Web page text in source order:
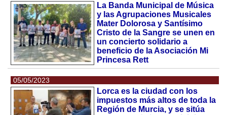
La Banda Municipal de Música
y las Agrupaciones Musicales
Mater Dolorosa y Santísimo
Cristo de la Sangre se unen en
un concierto solidario a
beneficio de la Asociación Mi
Princesa Rett
05/05/2023
Lorca es la ciudad con los
impuestos más altos de toda la
Región de Murcia, y se sitúa